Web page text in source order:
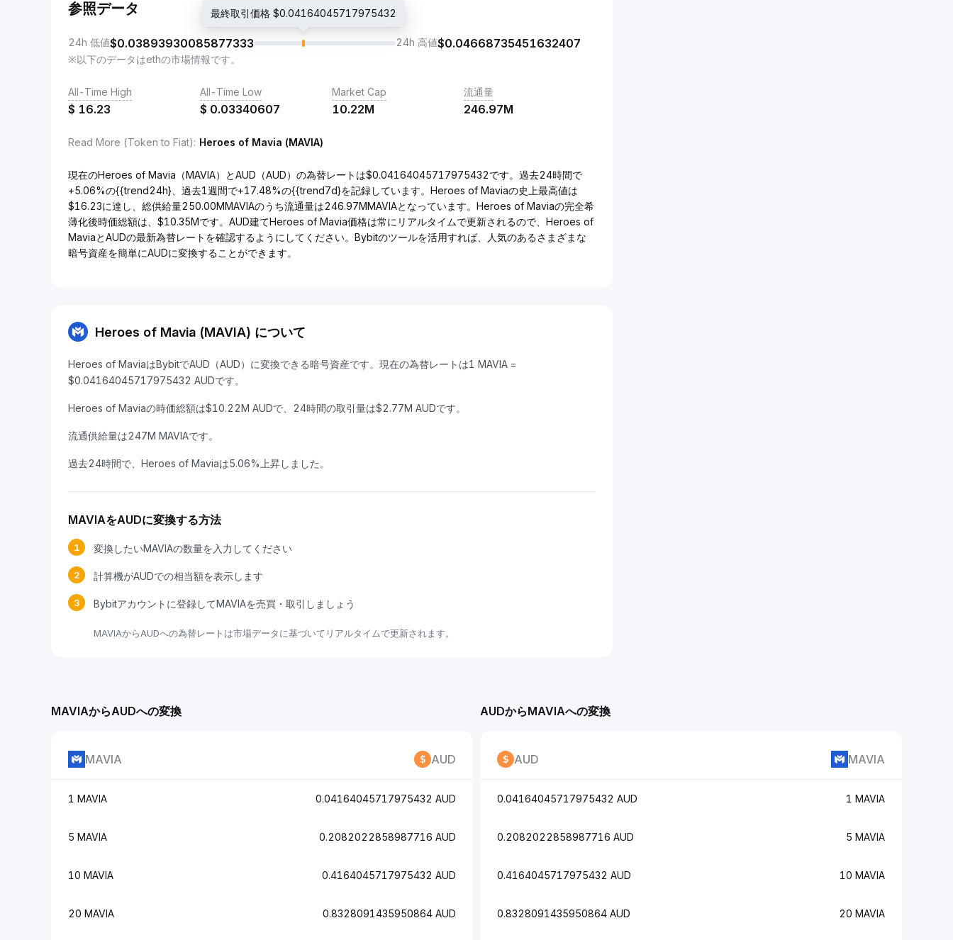
参照データ
24h 低値$0.03893930085877333
最終取引価格 $0.04164045717975432
24h 高値$0.04668735451632407
※以下のデータはethの市場情報です。
All-Time High
$ 16.23
All-Time Low
$ 0.03340607
Market Cap
10.22M
流通量
246.97M
Read More (Token to Fiat): Heroes of Mavia (MAVIA)
現在のHeroes of Mavia（MAVIA）とAUD（AUD）の為替レートは$0.04164045717975432です。過去24時間で
+5.06%の{{trend24h}、過去1週間で+17.48%の{{trend7d}を記録しています。Heroes of Maviaの史上最高値は
$16.23に達し、総供給量250.00MMAVIAのうち流通量は246.97MMAVIAとなっています。Heroes of Maviaの完全希
薄化後時価総額は、$10.35Mです。AUD建てHeroes of Mavia価格は常にリアルタイムで更新されるので、Heroes of
MaviaとAUDの最新為替レートを確認するようにしてください。Bybitのツールを活用すれば、人気のあるさまざまな
暗号資産を簡単にAUDに変換することができます。
Heroes of Mavia (MAVIA) について
Heroes of MaviaはBybitでAUD（AUD）に変換できる暗号資産です。現在の為替レートは1 MAVIA =
$0.04164045717975432 AUDです。
Heroes of Maviaの時価総額は$10.22M AUDで、24時間の取引量は$2.77M AUDです。
流通供給量は247M MAVIAです。
過去24時間で、Heroes of Maviaは5.06%上昇しました。
MAVIAをAUDに変換する方法
1 変換したいMAVIAの数量を入力してください
2 計算機がAUDでの相当額を表示します
3 Bybitアカウントに登録してMAVIAを売買・取引しましょう
MAVIAからAUDへの為替レートは市場データに基づいてリアルタイムで更新されます。
MAVIAからAUDへの変換
MAVIA AUD
1 MAVIA 0.04164045717975432 AUD
5 MAVIA 0.2082022858987716 AUD
10 MAVIA 0.4164045717975432 AUD
20 MAVIA 0.8328091435950864 AUD
AUDからMAVIAへの変換
AUD MAVIA
0.04164045717975432 AUD 1 MAVIA
0.2082022858987716 AUD 5 MAVIA
0.4164045717975432 AUD 10 MAVIA
0.8328091435950864 AUD 20 MAVIA